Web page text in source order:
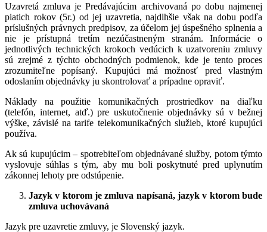
Uzavretá zmluva je Predávajúcim archivovaná po dobu najmenej
piatich rokov (5r.) od jej uzavretia, najdlhšie však na dobu podľa
príslušných právnych predpisov, za účelom jej úspešného splnenia a
nie je prístupná tretím nezúčastneným stranám. Informácie o
jednotlivých technických krokoch vedúcich k uzatvoreniu zmluvy
sú zrejmé z týchto obchodných podmienok, kde je tento proces
zrozumiteľne popísaný. Kupujúci má možnosť pred vlastným
odoslaním objednávky ju skontrolovať a prípadne opraviť.
Náklady na použitie komunikačných prostriedkov na diaľku
(telefón, internet, atď.) pre uskutočnenie objednávky sú v bežnej
výške, závislé na tarife telekomunikačných služieb, ktoré kupujúci
používa.
Ak sú kupujúcim – spotrebiteľom objednávané služby, potom týmto
vyslovuje súhlas s tým, aby mu boli poskytnuté pred uplynutím
zákonnej lehoty pre odstúpenie.
Jazyk v ktorom je zmluva napísaná, jazyk v ktorom bude
zmluva uchovávaná
Jazyk pre uzavretie zmluvy, je Slovenský jazyk.